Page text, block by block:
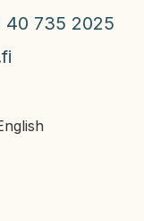
735 2025